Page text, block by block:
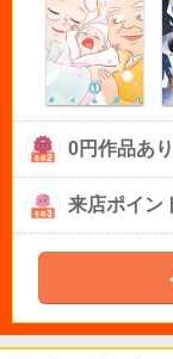
0円作品あり
来店ポイン